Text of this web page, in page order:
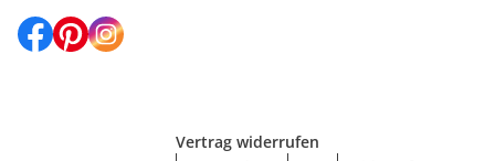
Vertrag widerrufen